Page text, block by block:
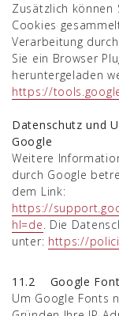
Zusätzlich können
Cookies
Verarbeitung
Sie ein Browser
heruntergeladen
https://
Datenschutz und
Google
Weitere
durch Google
dem Link:
https://
hl=de. Die
unter: https://
11.2 Google
Um Google Fonts